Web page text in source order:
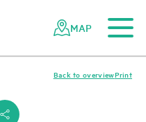
MAP
s
Print
Back to overview